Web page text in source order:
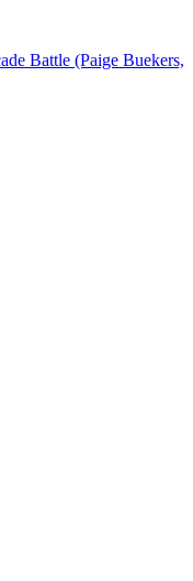
Battle (Paige Buekers,